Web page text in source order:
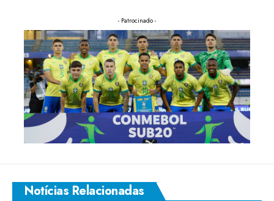
- Patrocinado -
Notícias Relacionadas